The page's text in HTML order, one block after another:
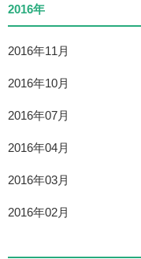
2016年
2016年11月
2016年10月
2016年07月
2016年04月
2016年03月
2016年02月